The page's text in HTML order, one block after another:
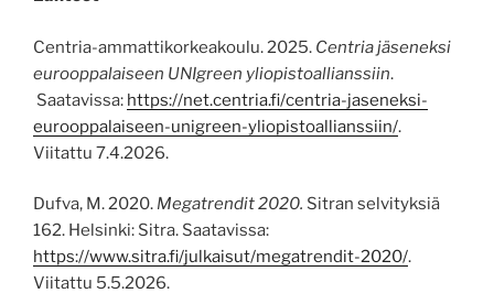
Centria-ammattikorkeakoulu. 2025. Centria jäseneksi
eurooppalaiseen UNIgreen yliopistoallianssiin.
Saatavissa: https://net.centria.fi/centria-jaseneksi-
eurooppalaiseen-unigreen-yliopistoallianssiin/.
Viitattu 7.4.2026.
Dufva, M. 2020. Megatrendit 2020. Sitran selvityksiä
162. Helsinki: Sitra. Saatavissa:
https://www.sitra.fi/julkaisut/megatrendit-2020/.
Viitattu 5.5.2026.